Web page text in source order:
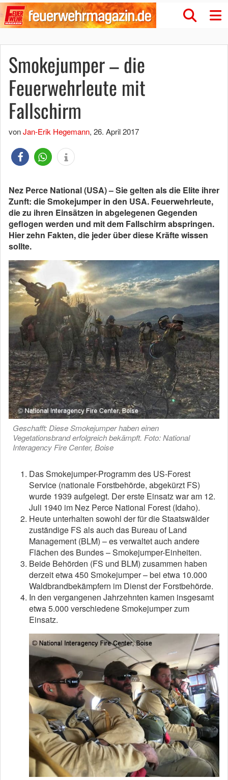
Smokejumper – die
Feuerwehrleute mit
Fallschirm
vonJan-Erik Hegemann, 26. April 2017
Nez Perce National (USA) – Sie gelten als die Elite ihrer
Zunft: die Smokejumper in den USA. Feuerwehrleute,
die zu ihren Einsätzen in abgelegenen Gegenden
geflogen werden und mit dem Fallschirm abspringen.
Hier zehn Fakten, die jeder über diese Kräfte wissen
sollte.
Geschafft: Diese Smokejumper haben einen
Vegetationsbrand erfolgreich bekämpft. Foto: National
Interagency Fire Center, Boise
Das Smokejumper-Programm des US-Forest
Service (nationale Forstbehörde, abgekürzt FS)
wurde 1939 aufgelegt. Der erste Einsatz war am 12.
Juli 1940 im Nez Perce National Forest (Idaho).
Heute unterhalten sowohl der für die Staatswälder
zuständige FS als auch das Bureau of Land
Management (BLM) – es verwaltet auch andere
Flächen des Bundes – Smokejumper-Einheiten.
Beide Behörden (FS und BLM) zusammen haben
derzeit etwa 450 Smokejumper – bei etwa 10.000
Waldbrandbekämpfern im Dienst der Forstbehörde.
In den vergangenen Jahrzehnten kamen insgesamt
etwa 5.000 verschiedene Smokejumper zum
Einsatz.